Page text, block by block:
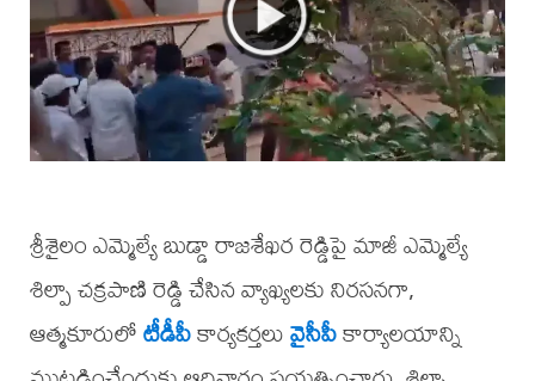
శ్రీశైలం ఎమ్మెల్యే బుడ్డా రాజశేఖర రెడ్డిపై మాజీ ఎమ్మెల్యే
శిల్పా చక్రపాణి రెడ్డి చేసిన వ్యాఖ్యలకు నిరసనగా,
ఆత్మకూరులోటీడీపీకార్యకర్తలువైసీపీకార్యాలయాన్ని